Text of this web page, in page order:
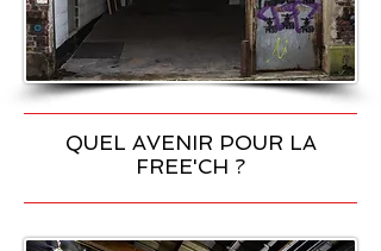
QUEL AVENIR POUR LA
FREE'CH ?